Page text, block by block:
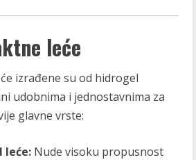
leće
izrađene su od hidrogel
udobnima i jednostavnima za
glavne vrste:
leće: Nude visoku propusnost